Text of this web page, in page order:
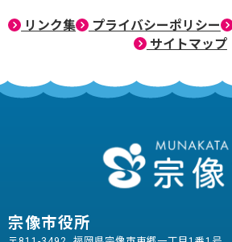
リンク集 プライバシーポリシー
サイトマップ
宗像市役所